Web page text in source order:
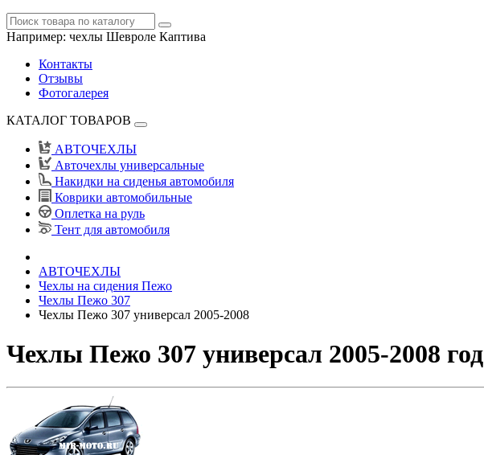
Например: чехлы Шевроле Каптива
Контакты
Отзывы
Фотогалерея
КАТАЛОГ ТОВАРОВ
АВТОЧЕХЛЫ
Авточехлы универсальные
Накидки на сиденья автомобиля
Коврики автомобильные
Оплетка на руль
Тент для автомобиля
АВТОЧЕХЛЫ
Чехлы на сидения Пежо
Чехлы Пежо 307
Чехлы Пежо 307 универсал 2005-2008
Чехлы Пежо 307 универсал 2005-2008 год